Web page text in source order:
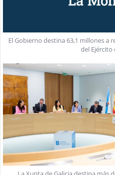
El Gobierno destina 63,1 millones a
del Ejército